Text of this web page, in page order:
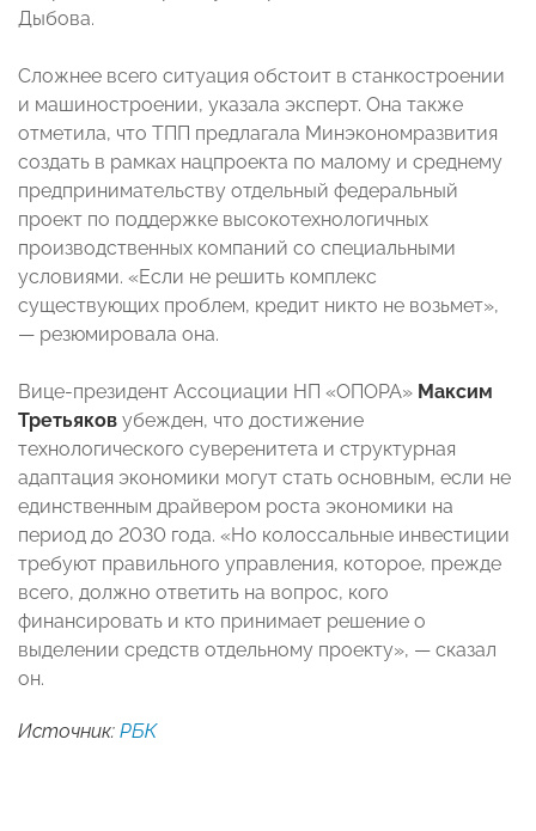
Дыбова.
Сложнее всего ситуация обстоит в станкостроении
и машиностроении, указала эксперт. Она также
отметила, что ТПП предлагала Минэкономразвития
создать в рамках нацпроекта по малому и среднему
предпринимательству отдельный федеральный
проект по поддержке высокотехнологичных
производственных компаний со специальными
условиями. «Если не решить комплекс
существующих проблем, кредит никто не возьмет»,
— резюмировала она.
Вице-президент Ассоциации НП «ОПОРА» Максим
Третьяков убежден, что достижение
технологического суверенитета и структурная
адаптация экономики могут стать основным, если не
единственным драйвером роста экономики на
период до 2030 года. «Но колоссальные инвестиции
требуют правильного управления, которое, прежде
всего, должно ответить на вопрос, кого
финансировать и кто принимает решение о
выделении средств отдельному проекту», — сказал
он.
Источник: РБК